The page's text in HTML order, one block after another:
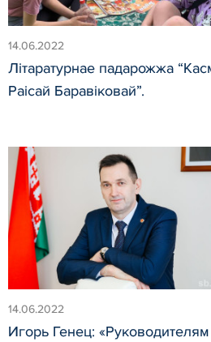
14.06.2022
Літаратурнае падарожжа
Раісай Баравіковай”.
14.06.2022
Игорь Генец: